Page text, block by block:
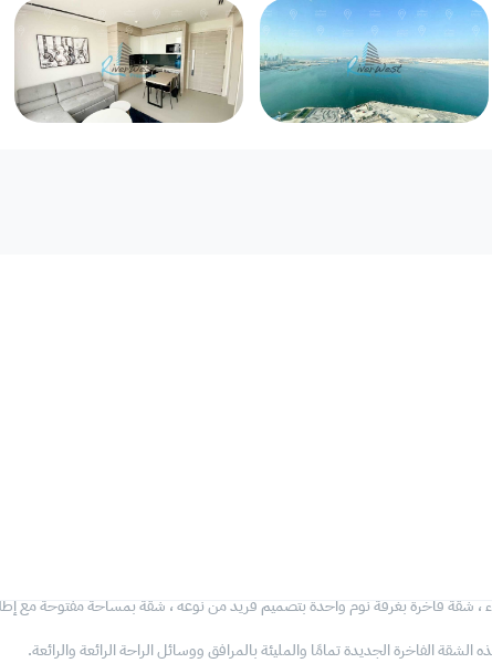
، شقة فاخرة بغرفة نوم واحدة بتصميم فريد من نوعه ، شقة بمساحة مفتوحة مع
الفاخرة الجديدة تمامًا والمليئة بالمرافق ووسائل الراحة الرائعة والرائعة.